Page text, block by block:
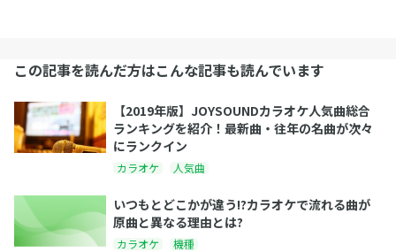
この記事を読んだ方はこんな記事も読んでいます
【2019年版】JOYSOUNDカラオケ人気曲総合
ランキングを紹介！最新曲・往年の名曲が次々
にランクイン
カラオケ 人気曲
いつもとどこかが違う!?カラオケで流れる曲が
原曲と異なる理由とは?
カラオケ 機種